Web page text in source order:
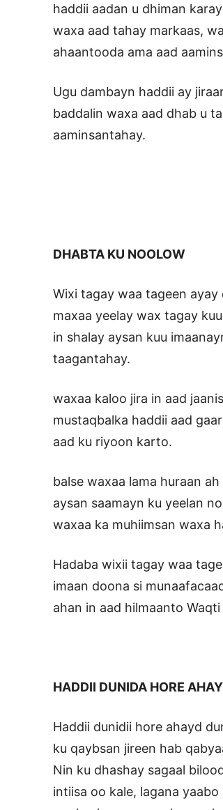
haddii aadan u dhiman
waxa aad tahay markaas,
ahaantooda ama aad
Ugu dambayn haddii ay
baddalin waxa aad dhab u
aaminsantahay.
DHABTA KU NOOLOW
Wixi tagay waa tageen
maxaa yeelay wax tagay
in shalay aysan kuu
taagantahay.
waxaa kaloo jira in aad
mustaqbalka haddii aad
aad ku riyoon karto.
balse waxaa lama huraan
aysan saamayn ku yeelan
waxaa ka muhiimsan waxa
Hadaba wixii tagay waa
imaan doona si
ahan in aad hilmaanto
HADDII DUNIDA HORE
Haddii dunidii hore ahayd
ku qaybsan jireen hab
Nin ku dhashay sagaal
intiisa oo kale, lagana